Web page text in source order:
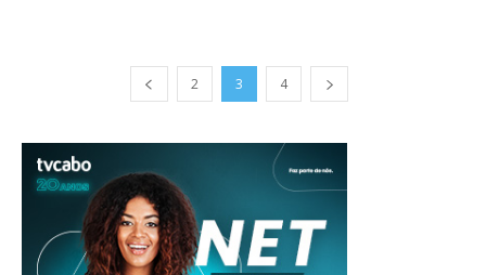
2 3 4